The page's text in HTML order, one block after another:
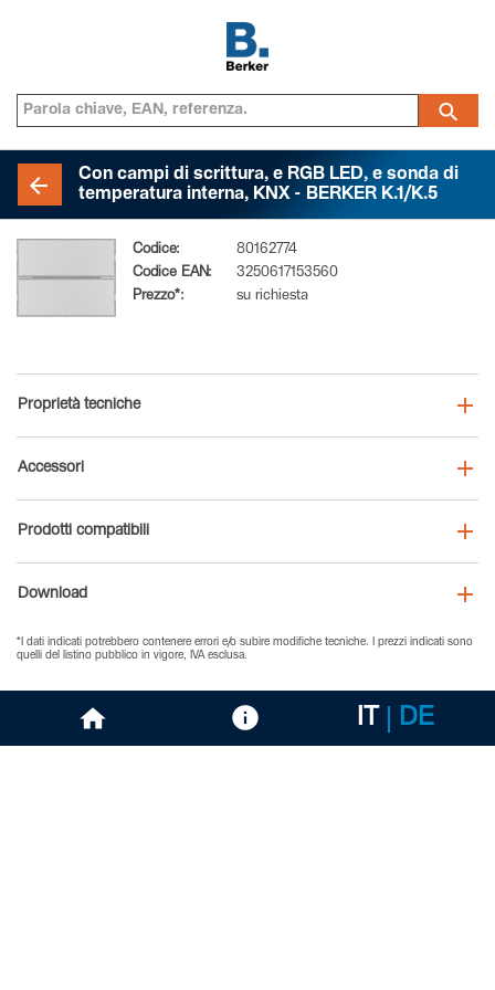
Con campi di scrittura, e RGB LED, e sonda di
temperatura interna, KNX - BERKER K.1/K.5
Codice:
80162774
Codice EAN:
3250617153560
Prezzo*:
su richiesta
Proprietà tecniche
Accessori
Prodotti compatibili
Download
*I dati indicati potrebbero contenere errori e/o subire modifiche tecniche. I prezzi indicati sono
quelli del listino pubblico in vigore, IVA esclusa.
IT DE